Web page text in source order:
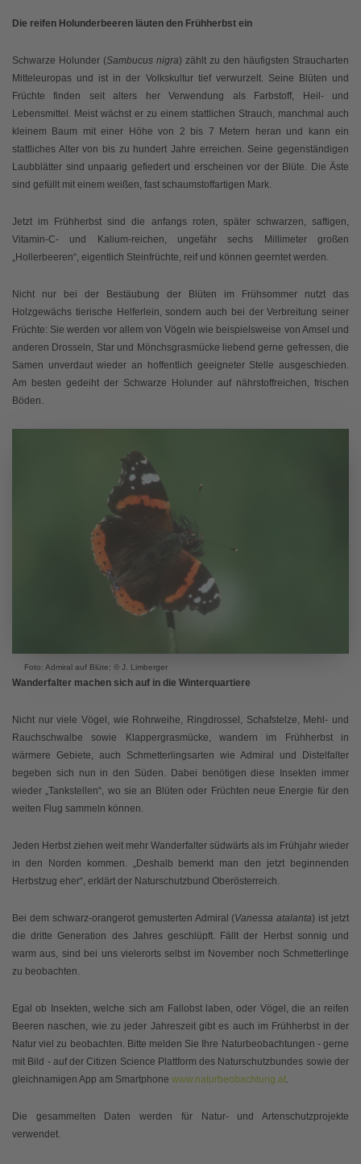
Die reifen Holunderbeeren läuten den Frühherbst ein
Schwarze Holunder (Sambucus nigra) zählt zu den häufigsten Straucharten
Mitteleuropas und ist in der Volkskultur tief verwurzelt. Seine Blüten und
Früchte finden seit alters her Verwendung als Farbstoff, Heil- und
Lebensmittel. Meist wächst er zu einem stattlichen Strauch, manchmal auch
kleinem Baum mit einer Höhe von 2 bis 7 Metern heran und kann ein
stattliches Alter von bis zu hundert Jahre erreichen. Seine gegenständigen
Laubblätter sind unpaarig gefiedert und erscheinen vor der Blüte. Die Äste
sind gefüllt mit einem weißen, fast schaumstoffartigen Mark.
Jetzt im Frühherbst sind die anfangs roten, später schwarzen, saftigen,
Vitamin-C- und Kalium-reichen, ungefähr sechs Millimeter großen
„Hollerbeeren“, eigentlich Steinfrüchte, reif und können geerntet werden.
Nicht nur bei der Bestäubung der Blüten im Frühsommer nutzt das
Holzgewächs tierische Helferlein, sondern auch bei der Verbreitung seiner
Früchte: Sie werden vor allem von Vögeln wie beispielsweise von Amsel und
anderen Drosseln, Star und Mönchsgrasmücke liebend gerne gefressen, die
Samen unverdaut wieder an hoffentlich geeigneter Stelle ausgeschieden.
Am besten gedeiht der Schwarze Holunder auf nährstoffreichen, frischen
Böden.
Foto: Admiral auf Blüte; © J. Limberger
Wanderfalter machen sich auf in die Winterquartiere
Nicht nur viele Vögel, wie Rohrweihe, Ringdrossel, Schafstelze, Mehl- und
Rauchschwalbe sowie Klappergrasmücke, wandern im Frühherbst in
wärmere Gebiete, auch Schmetterlingsarten wie Admiral und Distelfalter
begeben sich nun in den Süden. Dabei benötigen diese Insekten immer
wieder „Tankstellen“, wo sie an Blüten oder Früchten neue Energie für den
weiten Flug sammeln können.
Jeden Herbst ziehen weit mehr Wanderfalter südwärts als im Frühjahr wieder
in den Norden kommen. „Deshalb bemerkt man den jetzt beginnenden
Herbstzug eher“, erklärt der Naturschutzbund Oberösterreich.
Bei dem schwarz-orangerot gemusterten Admiral (Vanessa atalanta) ist jetzt
die dritte Generation des Jahres geschlüpft. Fällt der Herbst sonnig und
warm aus, sind bei uns vielerorts selbst im November noch Schmetterlinge
zu beobachten.
Egal ob Insekten, welche sich am Fallobst laben, oder Vögel, die an reifen
Beeren naschen, wie zu jeder Jahreszeit gibt es auch im Frühherbst in der
Natur viel zu beobachten. Bitte melden Sie Ihre Naturbeobachtungen - gerne
mit Bild - auf der Citizen Science Plattform des Naturschutzbundes sowie der
gleichnamigen App am Smartphone www.naturbeobachtung.at
Die gesammelten Daten werden für Natur- und Artenschutzprojekte
verwendet.